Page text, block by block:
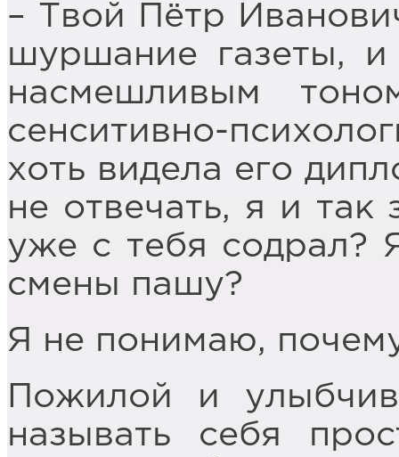
– Твой Пётр
шуршание газеты, и
насмешливым
сенситивно-
хоть видела его
не отвечать, я и так
уже с тебя содрал?
смены пашу?
Я не понимаю,
Пожилой и
называть себя